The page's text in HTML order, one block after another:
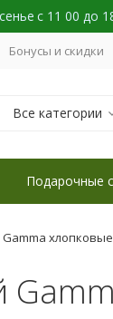
с 11 00 до
Бонусы и скидки
Все категории
Подарочные
Gamma хлопковые